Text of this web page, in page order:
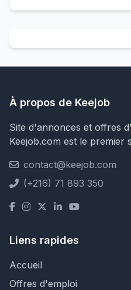
À propos de Keejob
Site d'annonces et offres
Keejob.com est le premier
contact@keejob.com
(+216) 71 893 350
Liens rapides
Accueil
Offres d'emploi